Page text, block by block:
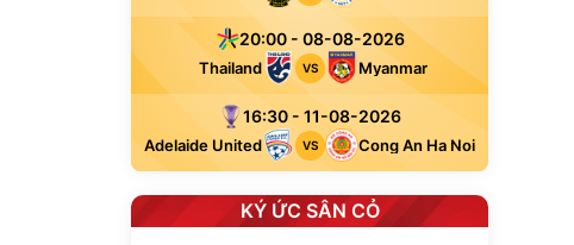
20:00 - 08-08-2026
Thailand VS Myanmar
16:30 - 11-08-2026
Adelaide United VS Cong An Ha Noi
KÝ ỨC SÂN CỎ